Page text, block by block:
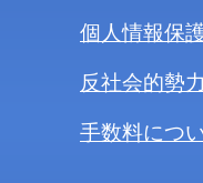
個人情報保
反社会的勢
手数料につ